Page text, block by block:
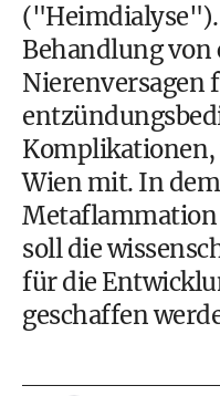
("Heimdialyse").
Behandlung
Nierenversagen
Wien mit. In
soll die
für die
geschaffen